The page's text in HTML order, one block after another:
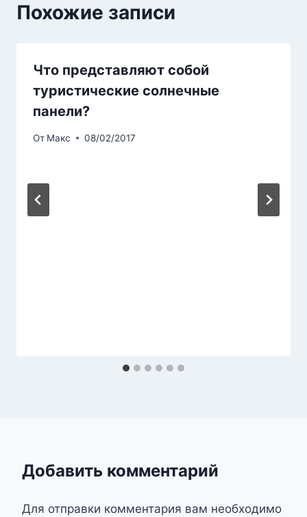
Похожие записи
Что представляют собой
туристические солнечные
панели?
От Макс 08/02/2017
Добавить комментарий
Для отправки комментария вам необходимо